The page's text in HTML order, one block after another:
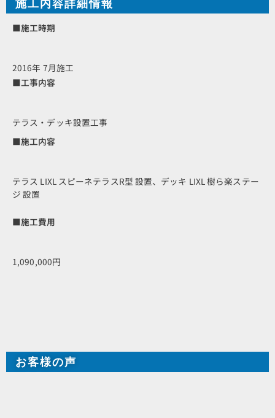
施工内容詳細情報
■施工時期
2016年 7月施工
■工事内容
テラス・デッキ設置工事
■施工内容
テラス LIXL スピーネテラスR型 設置、デッキ LIXL 樹ら楽ステー
ジ 設置
■施工費用
1,090,000円
お客様の声